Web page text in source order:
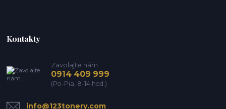
Kontakty
Zavolajte nám.
0914 409 999
(Po-Pia, 8-14 hod.)
info@123tonery.com